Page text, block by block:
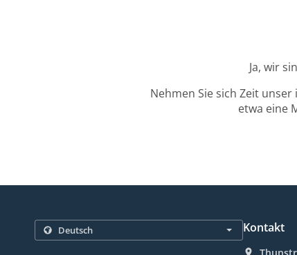
Ja, wir
Nehmen Sie sich Zeit
etwa eine
Kontakt